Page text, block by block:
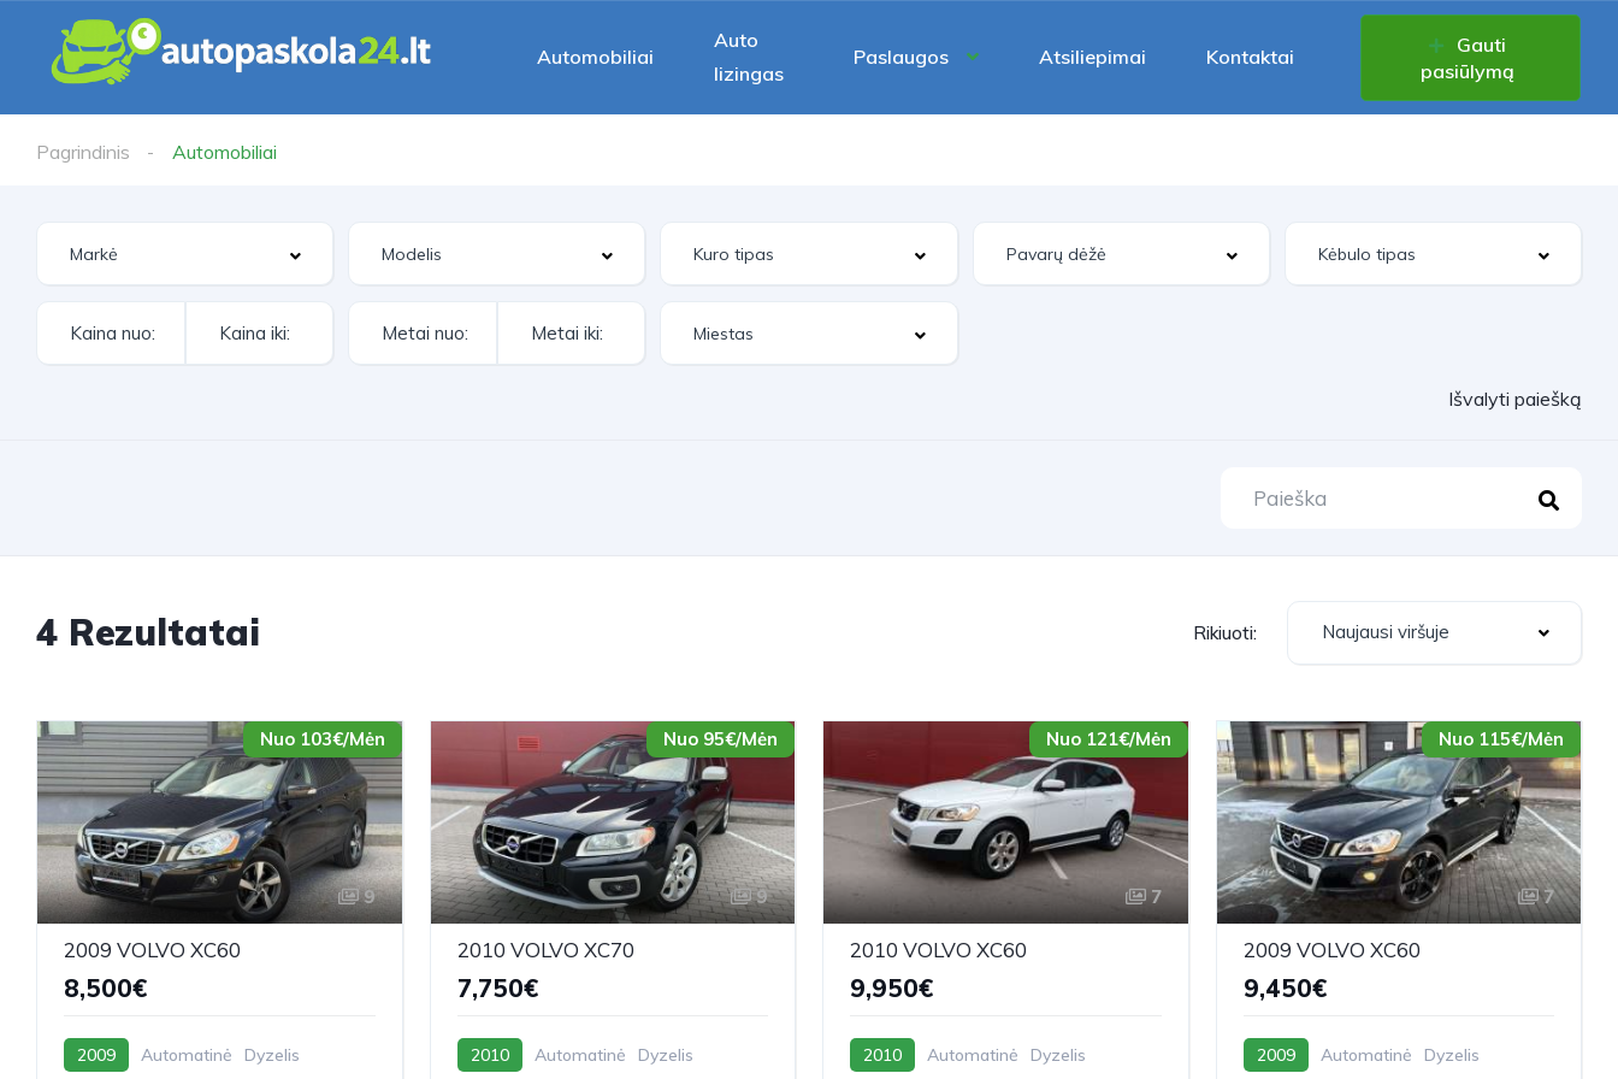
Automobiliai
Auto
lizingas
Paslaugos Atsiliepimai Kontaktai
Gauti
pasiūlymą
Pagrindinis Automobiliai
Išvalyti paiešką
4 Rezultatai Rikiuoti: Naujausi viršuje
Nuo 103€/Mėn
9
2009 VOLVO XC60
8,500€
2009 Automatinė Dyzelis
Nuo 95€/Mėn
9
2010 VOLVO XC70
7,750€
2010 Automatinė Dyzelis
Nuo 121€/Mėn
7
2010 VOLVO XC60
9,950€
2010 Automatinė Dyzelis
Nuo 115€/Mėn
7
2009 VOLVO XC60
9,450€
2009 Automatinė Dyzelis